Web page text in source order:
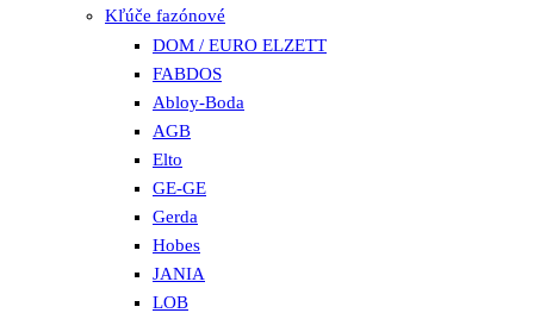
Kľúče fazónové
DOM / EURO ELZETT
FABDOS
Abloy-Boda
AGB
Elto
GE-GE
Gerda
Hobes
JANIA
LOB